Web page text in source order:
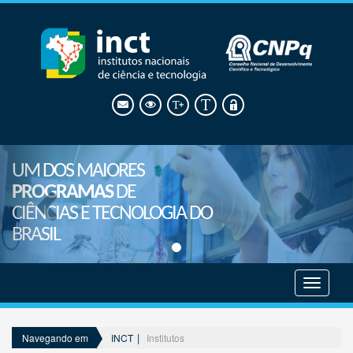
UM DOS MAIORES
PROGRAMASDE
CIÊNCIAS E TECNOLOGIA DO
BRASIL
menu
Navegando em INCT Institutos
CIÊNCIAS AGRÁRIAS E